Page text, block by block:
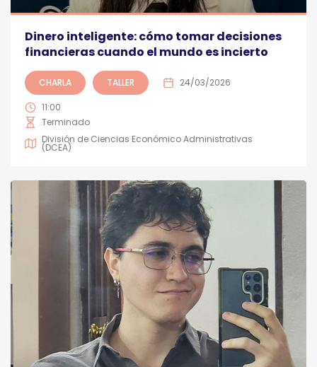
Dinero inteligente: cómo tomar decisiones
financieras cuando el mundo es incierto
CHARLA TALLER 24/03/2026
11:00
Terminado
División de Ciencias Económico Administrativas
(DCEA)